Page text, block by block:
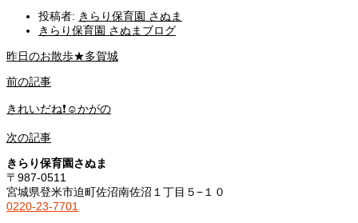
投稿者: きらり保育園 さぬま
きらり保育園 さぬまブログ
昨日のお散歩★多賀城
前の記事
きれいだね❗️☺️かがの
次の記事
きらり保育園さぬま
〒987-0511
宮城県登米市迫町佐沼南佐沼１丁目５−１０
0220-23-7701